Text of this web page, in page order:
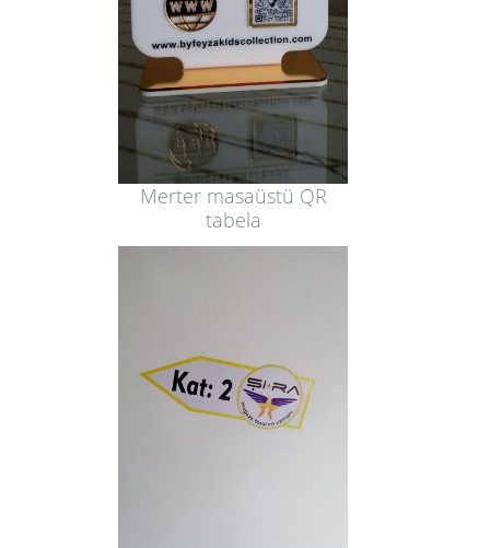
Merter masaüstü QR
tabela